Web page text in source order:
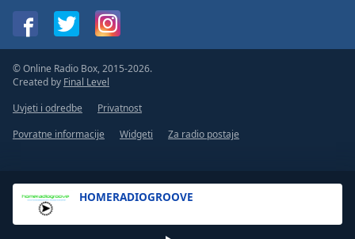
HOMERADIOGROOVE
© Online Radio Box, 2015-2026.
Created by Final Level
Uvjeti i odredbe
Privatnost
Povratne informacije
Widgeti Za radio postaje